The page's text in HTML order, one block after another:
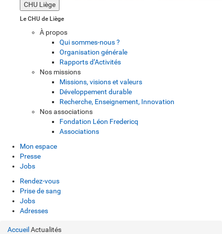
CHU Liège
Le CHU de Liège
À propos
Qui sommes-nous ?
Organisation générale
Rapports d’Activités
Nos missions
Missions, visions et valeurs
Développement durable
Recherche, Enseignement, Innovation
Nos associations
Fondation Léon Fredericq
Associations
Mon espace
Presse
Jobs
Rendez-vous
Prise de sang
Jobs
Adresses
Accueil Actualités